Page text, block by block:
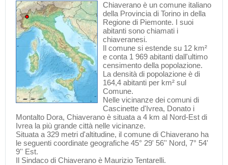
Chiaverano è un comune italiano
della Provincia di Torino in della
Regione di Piemonte. I suoi
abitanti sono chiamati i
chiaveranesi.
Il comune si estende su 12 km²
e conta 1 969 abitanti dall'ultimo
censimento della popolazione.
La densità di popolazione è di
164,4 abitanti per km² sul
Comune.
Nelle vicinanze dei comuni di
Cascinette d'Ivrea, Donato i
Montalto Dora, Chiaverano è situata a 4 km al Nord-Est di
Ivrea la più grande città nelle vicinanze.
Situata a 329 metri d'altitudine, il comune di Chiaverano ha
le seguenti coordinate geografiche 45° 29' 56'' Nord, 7° 54'
9'' Est.
Il Sindaco di Chiaverano è Maurizio Tentarelli.